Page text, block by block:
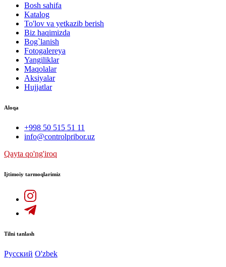
Bosh sahifa
Katalog
To'lov va yetkazib berish
Biz haqimizda
Bog`lanish
Fotogalereya
Yangiliklar
Maqolalar
Aksiyalar
Hujjatlar
Aloqa
+998 50 515 51 11
info@controlpribor.uz
Qayta qo'ng'iroq
Ijtimoiy tarmoqlarimiz
Tilni tanlash
Русский O'zbek